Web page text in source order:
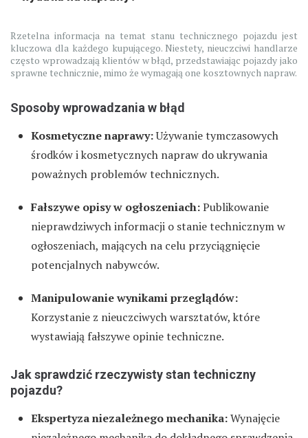
Rzetelna informacja na temat stanu technicznego pojazdu jest
kluczowa dla każdego kupującego. Niestety, nieuczciwi handlarze
często wprowadzają klientów w błąd, przedstawiając pojazdy jako
sprawne technicznie, mimo że wymagają one kosztownych napraw.
Sposoby wprowadzania w błąd
Kosmetyczne naprawy:Używanie tymczasowych
środków i kosmetycznych napraw do ukrywania
poważnych problemów technicznych.
Fałszywe opisy w ogłoszeniach:Publikowanie
nieprawdziwych informacji o stanie technicznym w
ogłoszeniach, mających na celu przyciągnięcie
potencjalnych nabywców.
Manipulowanie wynikami przeglądów:
Korzystanie z nieuczciwych warsztatów, które
wystawiają fałszywe opinie techniczne.
Jak sprawdzić rzeczywisty stan techniczny
pojazdu?
Ekspertyza niezależnego mechanika:Wynajęcie